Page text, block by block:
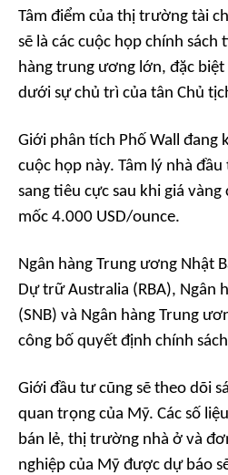
Tâm điểm của thị trường tài
sẽ là các cuộc họp chính sách
hàng trung ương lớn, đặc
dưới sự chủ trì của tân Chủ
Giới phân tích Phố Wall
cuộc họp này. Tâm lý nhà
sang tiêu cực sau khi giá
mốc 4.000 USD/ounce.
Ngân hàng Trung ương Nhật
Dự trữ Australia (RBA), Ngân
(SNB) và Ngân hàng Trung
công bố quyết định chính
Giới đầu tư cũng sẽ theo dõi
quan trọng của Mỹ. Các số
bán lẻ, thị trường nhà ở và
nghiệp của Mỹ được dự báo